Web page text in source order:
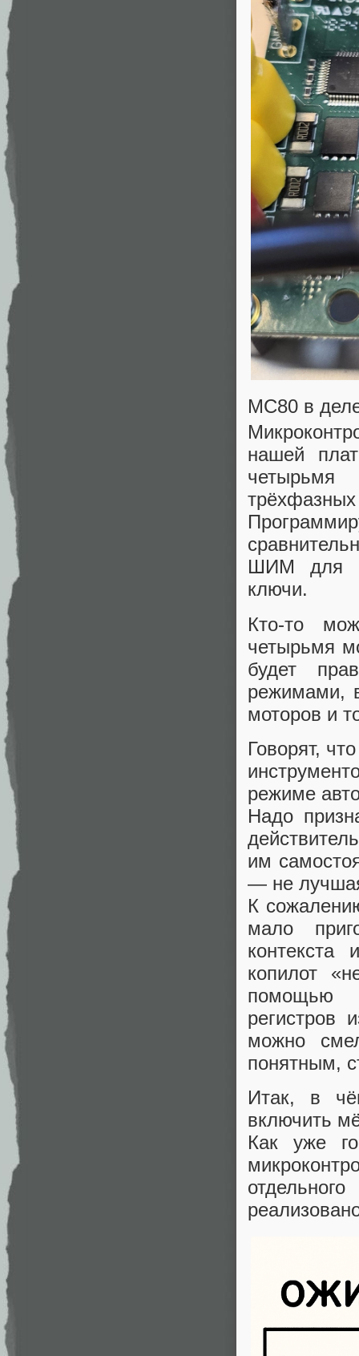
MC80 в
нашей
четырьмя
ШИМ для
ключи.
Кто-то
четырьмя
будет
режимами,
моторов и
Говорят,
режиме
Надо
им
— не
К
мало
контекста
копилот
помощью
регистров
можно
понятным,
Итак, в
включить
Как уже